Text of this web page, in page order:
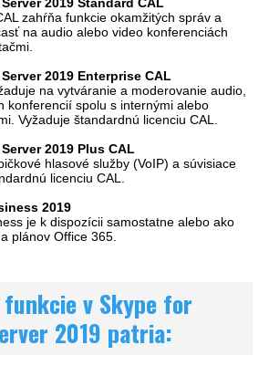
zahŕňa funkcie okamžitých správ a
na audio alebo video konferenciách
2019 Enterprise CAL
na vytváranie a moderovanie audio,
konferencií spolu s internými alebo
Vyžaduje štandardnú licenciu CAL.
2019 Plus CAL
hlasové služby (VoIP) a súvisiace
licenciu CAL.
2019
je k dispozícii samostatne alebo ako
plánov Office 365.
funkcie v Skype for
2019 patria: